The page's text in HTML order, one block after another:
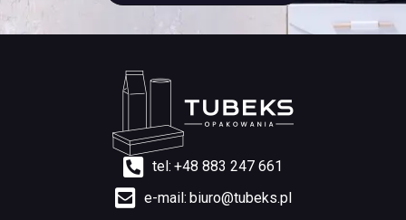
tel: +48 883 247 661
e-mail: biuro@tubeks.pl